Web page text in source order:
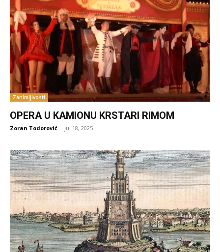
Zanimljivosti
OPERA U KAMIONU KRSTARI RIMOM
Zoran Todorović - jul 18, 2025